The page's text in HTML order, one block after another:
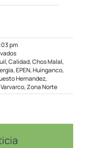
pm
en
Operativo
de
mantenimiento
en
Puesto
,Calidad,Chos Malal,
,EPEN,Huinganco,
Hernandez,
Varvarco,Zona Norte